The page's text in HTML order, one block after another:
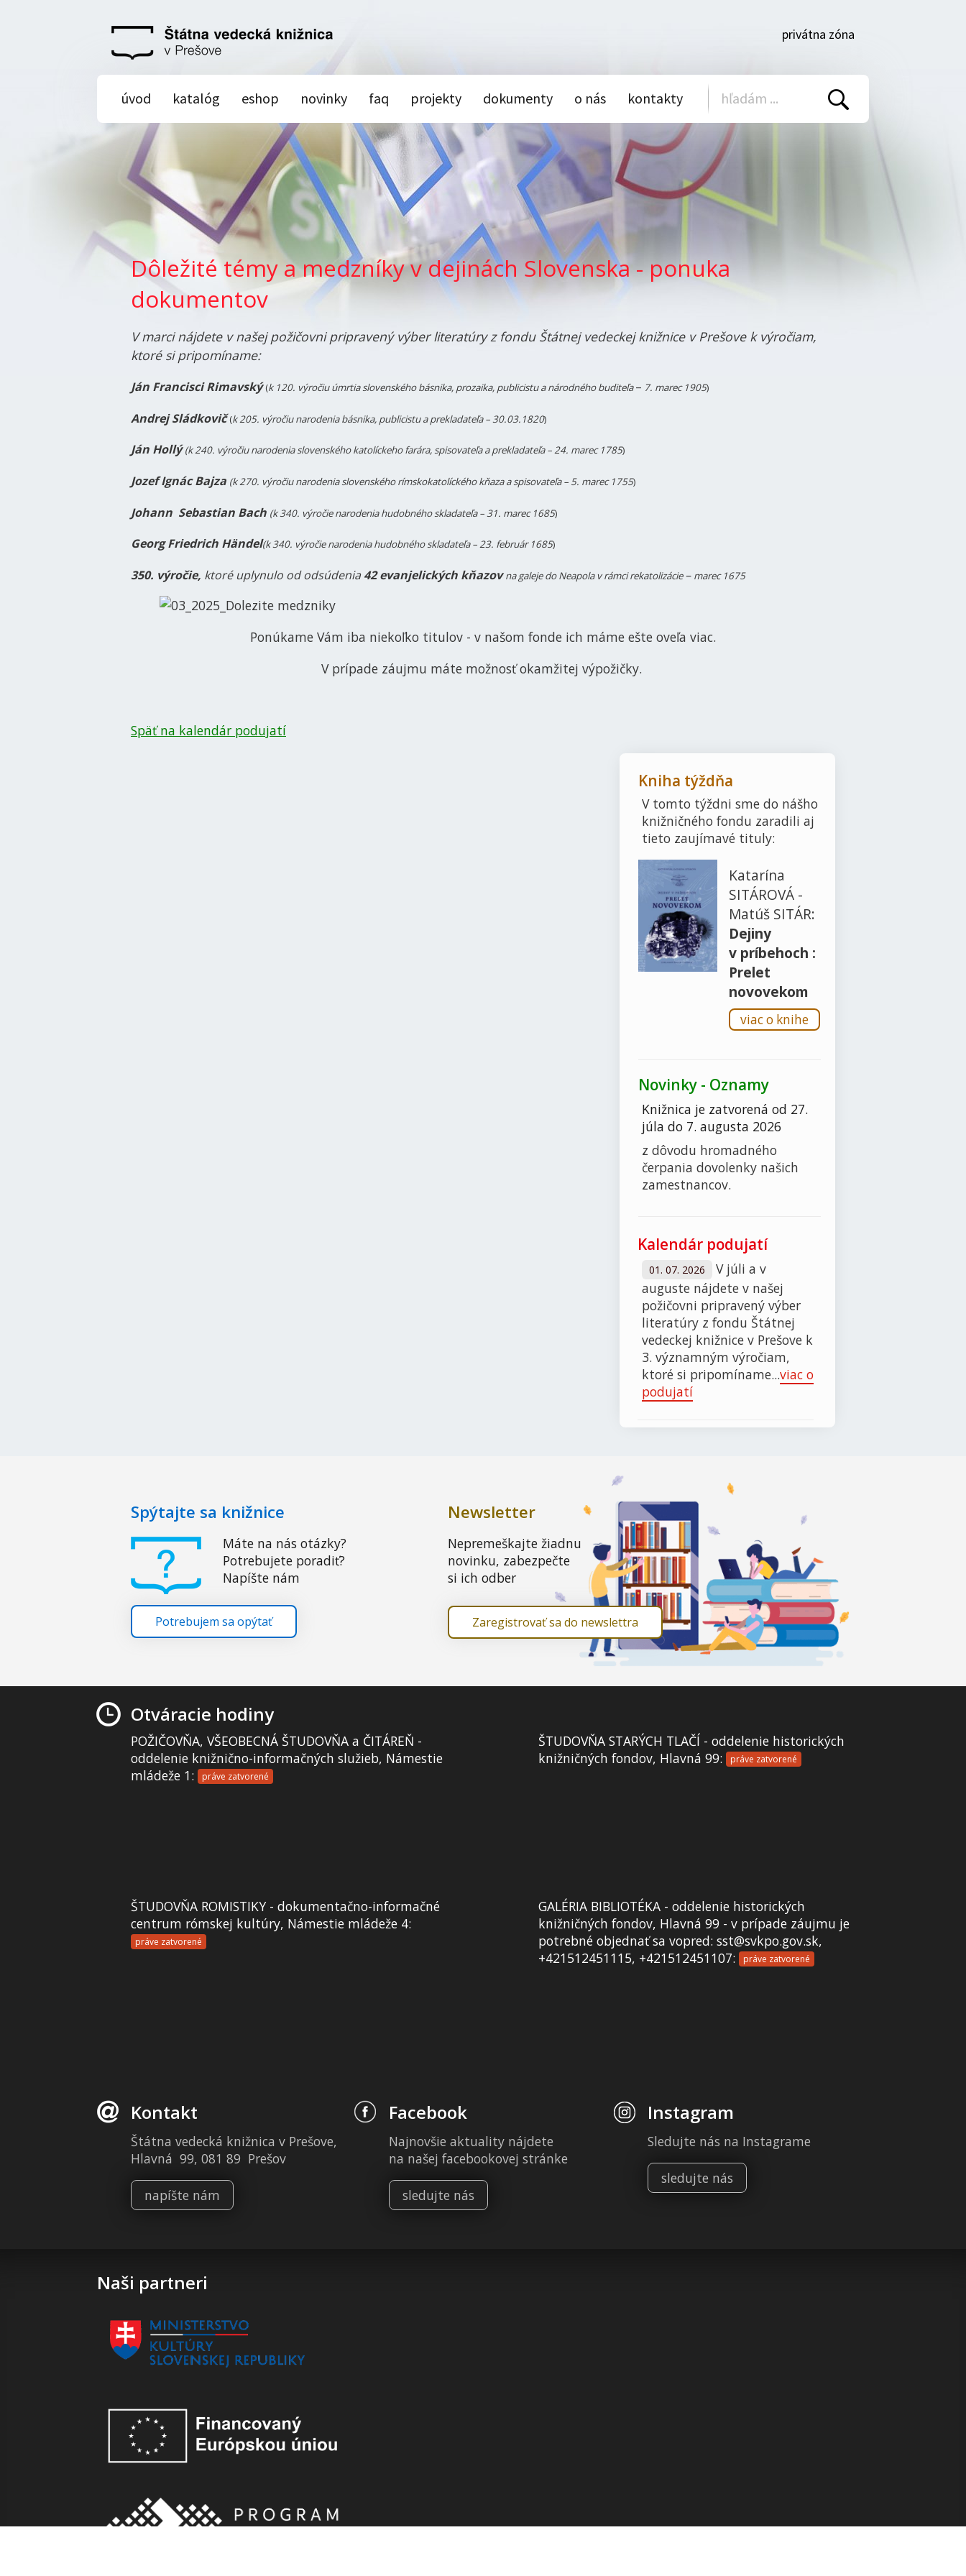
privátna zóna
úvod katalóg eshop novinky faq projekty dokumenty o nás kontakty
Dôležité témy a medzníky v dejinách Slovenska - ponuka
dokumentov
V marci nájdete v našej požičovni pripravený výber literatúry z fondu Štátnej vedeckej knižnice v Prešove k výročiam,
ktoré si pripomíname:
Ján Francisci Rimavský(k 120. výročiu úmrtia slovenského básnika, prozaika, publicistu a národného buditeľa – 7. marec 1905)
Andrej Sládkovič(k 205. výročiu narodenia básnika, publicistu a prekladateľa – 30.03.1820)
Ján Hollý (k 240. výročiu narodeniaslovenského katolíckeho farára, spisovateľa a prekladateľa – 24. marec 1785)
Jozef Ignác Bajza (k 270. výročiu narodeniaslovenského rímskokatolíckého kňaza a spisovateľa – 5. marec 1755)
Johann Sebastian Bach (k 340. výročie narodeniahudobného skladateľa – 31. marec 1685)
Georg Friedrich Händel(k 340. výročie narodenia hudobného skladateľa – 23. február 1685)
350. výročie, ktoré uplynulo ododsúdenia 42 evanjelických kňazovna galeje do Neapola v rámci rekatolizácie– marec 1675
Ponúkame Vám iba niekoľko titulov - v našom fonde ich máme ešte oveľa viac.
V prípade záujmu máte možnosť okamžitej výpožičky.
Späť na kalendár podujatí
Kniha týždňa
V tomto týždni sme do nášho
knižničného fondu zaradili aj
tieto zaujímavé tituly:
Katarína
SITÁROVÁ -
Matúš SITÁR:
Dejiny
v príbehoch :
Prelet
novovekom
viac o knihe
Novinky - Oznamy
Knižnica je zatvorená od 27.
júla do 7. augusta 2026
z dôvodu hromadného
čerpania dovolenky našich
zamestnancov.
Kalendár podujatí
01. 07. 2026
V júli a v
auguste nájdete v našej
požičovni pripravený výber
literatúry z fondu Štátnej
vedeckej knižnice v Prešove k
3. významným výročiam,
ktoré si pripomíname...viac o
podujatí
Spýtajte sa knižnice
Máte na nás otázky?
Potrebujete poradiť?
Napíšte nám
Potrebujem sa opýtať
Newsletter
Nepremeškajte žiadnu
novinku, zabezpečte
si ich odber
Zaregistrovať sa do newslettra
Otváracie hodiny
POŽIČOVŇA, VŠEOBECNÁ ŠTUDOVŇA a ČITÁREŇ -
oddelenie knižnično-informačných služieb, Námestie
mládeže 1:
práve zatvorené
ŠTUDOVŇA STARÝCH TLAČÍ - oddelenie historických
knižničných fondov, Hlavná 99:
práve zatvorené
ŠTUDOVŇA ROMISTIKY - dokumentačno-informačné
centrum rómskej kultúry, Námestie mládeže 4:
práve zatvorené
GALÉRIA BIBLIOTÉKA - oddelenie historických
knižničných fondov, Hlavná 99 - v prípade záujmu je
potrebné objednať sa vopred: sst@svkpo.gov.sk,
+421512451115, +421512451107:
práve zatvorené
Kontakt
Štátna vedecká knižnica v Prešove,
Hlavná 99, 081 89 Prešov
napíšte nám
Facebook
Najnovšie aktuality nájdete
na našej facebookovej stránke
sledujte nás
Instagram
Sledujte nás na Instagrame
sledujte nás
Naši partneri